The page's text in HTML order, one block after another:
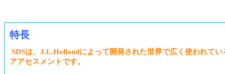
特長
SDSは、J.L.Hollandによって開発された世界で広く使われてい
アアセスメントです。